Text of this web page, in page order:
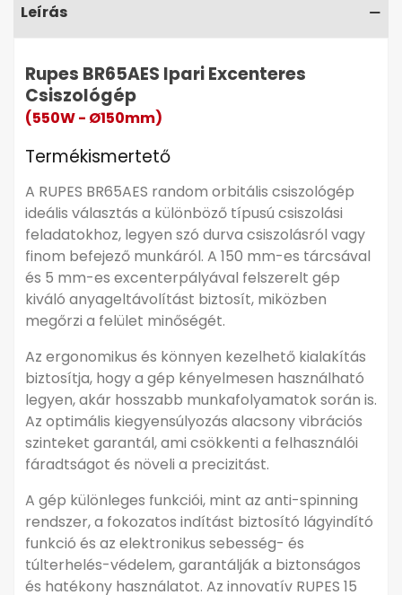
köszönhetően a gép használata rendkívül egyszerű
A RUPES BR65AES csiszológép kiváló választás azok
számára, akik univerzális, precíz és hatékony eszközt
keresnek a különböző csiszolási feladatokhoz.
Optimális anyageltávolítás
Erős, 550 wattos motor
Porszívó csatlakoztatás
5 mm-es excenterpálya
Részletes leírás
Leírás
Rupes BR65AES Ipari Excenteres
Csiszológép
(550W - Ø150mm)
Termékismertető
A RUPES BR65AES random orbitális csiszológép
ideális választás a különböző típusú csiszolási
feladatokhoz, legyen szó durva csiszolásról vagy
finom befejező munkáról. A 150 mm-es tárcsával
és 5 mm-es excenterpályával felszerelt gép
kiváló anyageltávolítást biztosít, miközben
megőrzi a felület minőségét.
Az ergonomikus és könnyen kezelhető kialakítás
biztosítja, hogy a gép kényelmesen használható
legyen, akár hosszabb munkafolyamatok során is.
Az optimális kiegyensúlyozás alacsony vibrációs
szinteket garantál, ami csökkenti a felhasználói
fáradtságot és növeli a precizitást.
A gép különleges funkciói, mint az anti-spinning
rendszer, a fokozatos indítást biztosító lágyindító
funkció és az elektronikus sebesség- és
túlterhelés-védelem, garantálják a biztonságos
és hatékony használatot. Az innovatív RUPES 15